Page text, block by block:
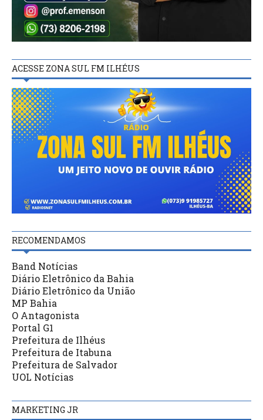
ACESSE ZONA SUL FM ILHÉUS
RECOMENDAMOS
Band Notícias
Diário Eletrônico da Bahia
Diário Eletrônico da União
MP Bahia
O Antagonista
Portal G1
Prefeitura de Ilhéus
Prefeitura de Itabuna
Prefeitura de Salvador
UOL Notícias
MARKETING JR